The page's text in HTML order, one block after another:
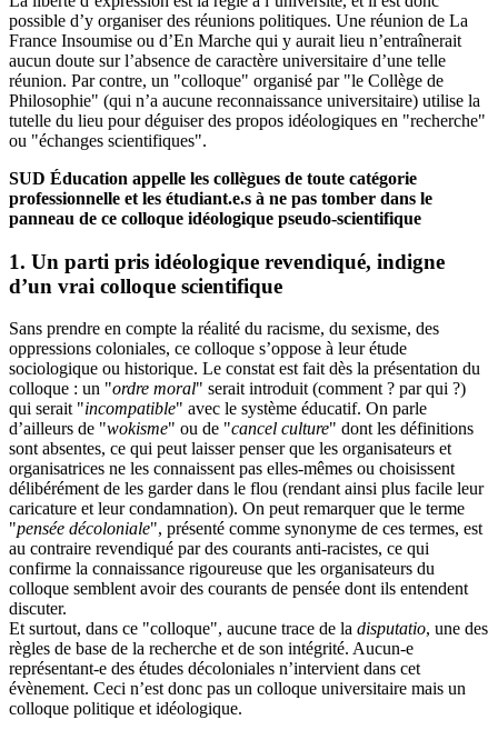
possible d’y organiser des réunions politiques. Une réunion de La
France Insoumise ou d’En Marche qui y aurait lieu n’entraînerait
aucun doute sur l’absence de caractère universitaire d’une telle
réunion. Par contre, un "colloque" organisé par "le Collège de
Philosophie" (qui n’a aucune reconnaissance universitaire) utilise la
tutelle du lieu pour déguiser des propos idéologiques en "recherche"
ou "échanges scientifiques".
SUD Éducation appelle les collègues de toute catégorie
professionnelle et les étudiant.e.s à ne pas tomber dans le
panneau de ce colloque idéologique pseudo-scientifique
1. Un parti pris idéologique revendiqué, indigne
d’un vrai colloque scientifique
Sans prendre en compte la réalité du racisme, du sexisme, des
oppressions coloniales, ce colloque s’oppose à leur étude
sociologique ou historique. Le constat est fait dès la présentation du
colloque : un "ordre moral" serait introduit (comment ? par qui ?)
qui serait "incompatible" avec le système éducatif. On parle
d’ailleurs de "wokisme" ou de "cancel culture" dont les définitions
sont absentes, ce qui peut laisser penser que les organisateurs et
organisatrices ne les connaissent pas elles-mêmes ou choisissent
délibérément de les garder dans le flou (rendant ainsi plus facile leur
caricature et leur condamnation). On peut remarquer que le terme
"pensée décoloniale", présenté comme synonyme de ces termes, est
au contraire revendiqué par des courants anti-racistes, ce qui
confirme la connaissance rigoureuse que les organisateurs du
colloque semblent avoir des courants de pensée dont ils entendent
discuter.
Et surtout, dans ce "colloque", aucune trace de la disputatio, une des
règles de base de la recherche et de son intégrité. Aucun-e
représentant-e des études décoloniales n’intervient dans cet
évènement. Ceci n’est donc pas un colloque universitaire mais un
colloque politique et idéologique.